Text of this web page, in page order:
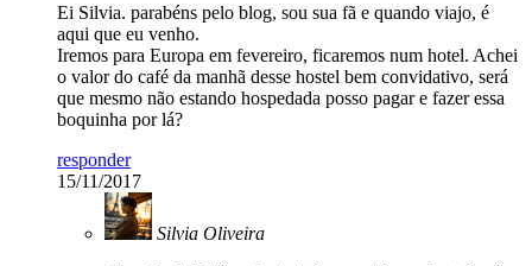
Ei Silvia. parabéns pelo blog, sou sua fã e quando viajo, é
aqui que eu venho.
Iremos para Europa em fevereiro, ficaremos num hotel. Achei
o valor do café da manhã desse hostel bem convidativo, será
que mesmo não estando hospedada posso pagar e fazer essa
boquinha por lá?
responder
15/11/2017
Silvia Oliveira